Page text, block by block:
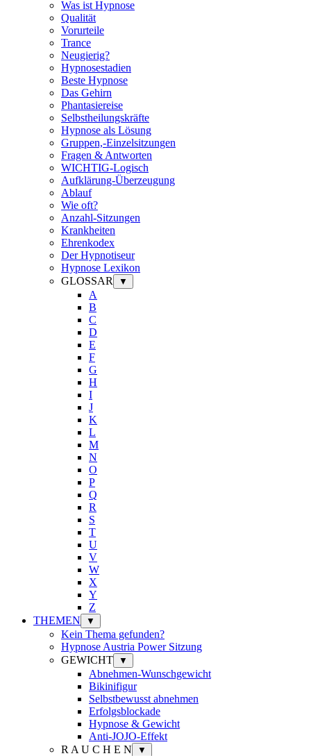
Was ist Hypnose
Qualität
Vorurteile
Trance
Neugierig?
Hypnosestadien
Beste Hypnose
Das Gehirn
Phantasiereise
Selbstheilungskräfte
Hypnose als Lösung
Gruppen,-Einzelsitzungen
Fragen & Antworten
WICHTIG-Logisch
Aufklärung-Überzeugung
Ablauf
Wie oft?
Anzahl-Sitzungen
Krankheiten
Ehrenkodex
Der Hypnotiseur
Hypnose Lexikon
GLOSSAR
▼
A
B
C
D
E
F
G
H
I
J
K
L
M
N
O
P
Q
R
S
T
U
V
W
X
Y
Z
THEMEN
▼
Kein Thema gefunden?
Hypnose Austria Power Sitzung
GEWICHT
▼
Abnehmen-Wunschgewicht
Bikinifigur
Selbstbewusst abnehmen
Erfolgsblockade
Hypnose & Gewicht
Anti-JOJO-Effekt
R A U C H E N
▼